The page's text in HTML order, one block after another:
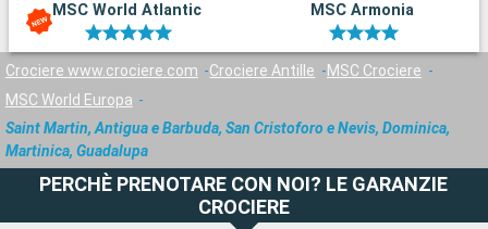
MSC World Atlantic MSC Armonia
Crociere www.crociere.com Crociere Antille
MSC Crociere
MSC World Europa
Saint Martin, Antigua e Barbuda, San Cristoforo e Nevis, Dominica,
Martinica, Guadalupa
PERCHÈ PRENOTARE CON NOI? LE GARANZIE
CROCIERE